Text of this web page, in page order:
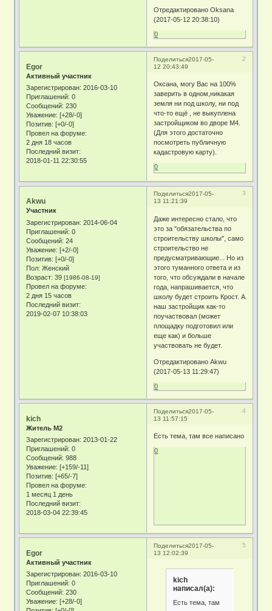
Отредактировано Oksana
(2017-05-12 20:38:10)
0
Поделиться 2
2017-05-
12 20:43:49
Egor
Активный участник
Зарегистрирован: 2016-03-10
Приглашений: 0
Сообщений: 230
Уважение: [+28/-0]
Позитив: [+0/-0]
Провел на форуме:
2 дня 18 часов
Последний визит:
2018-01-11 22:30:55
Оксана, могу Вас на 100%
заверить в одном,никакая
земля ни под школу, ни под
что-то ещё , не выкуплена
застройщиком во дворе М4.
(Для этого достаточно
посмотреть публичную
кадастровую карту).
0
Поделиться 3
2017-05-
13 11:21:39
Akwu
Участник
Зарегистрирован: 2014-06-04
Приглашений: 0
Сообщений: 24
Уважение: [+2/-0]
Позитив: [+0/-0]
Пол: Женский
Возраст: 39[1986-08-19]
Провел на форуме:
2 дня 15 часов
Последний визит:
2019-02-07 10:38:03
Даже интересно стало, что
это за "обязательства по
строительству школы", само
строительство не
предусматривающие... Но из
этого туманного ответа и из
того, что обсуждали в начале
года, напрашивается, что
школу будет строить Крост. А
наш застройщик как-то
поучаствовал (может
площадку подготовил или
еще как) и больше
участвовать не будет.
Отредактировано Akwu
(2017-05-13 11:29:47)
0
Поделиться 4
2017-05-
13 11:57:15
kich
Житель М2
Зарегистрирован: 2013-01-22
Приглашений: 0
Сообщений: 988
Уважение: [+159/-11]
Позитив: [+65/-7]
Провел на форуме:
1 месяц 1 день
Последний визит:
2018-03-04 22:39:45
Есть тема, там все написано
0
Поделиться 5
2017-05-
13 12:02:39
Egor
Активный участник
Зарегистрирован: 2016-03-10
Приглашений: 0
Сообщений: 230
Уважение: [+28/-0]
kich
написал(а):
Есть тема, там